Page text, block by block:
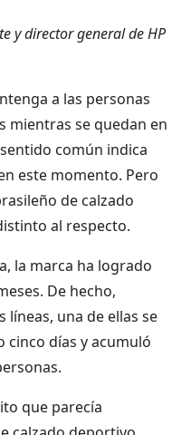
y director general de HP
a las personas
mientras se quedan en
común indica
este momento. Pero
de calzado
al respecto.
la marca ha logrado
De hecho,
líneas, una de ellas se
días y acumuló
que parecía